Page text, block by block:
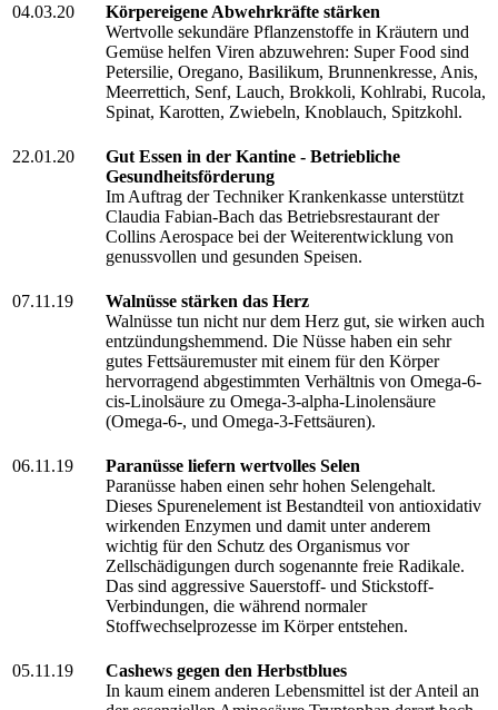
04.03.20
Körpereigene Abwehrkräfte stärken
Wertvolle sekundäre Pflanzenstoffe in Kräutern und
Gemüse helfen Viren abzuwehren: Super Food sind
Petersilie, Oregano, Basilikum, Brunnenkresse, Anis,
Meerrettich, Senf, Lauch, Brokkoli, Kohlrabi, Rucola,
Spinat, Karotten, Zwiebeln, Knoblauch, Spitzkohl.
22.01.20
Gut Essen in der Kantine - Betriebliche
Gesundheitsförderung
Im Auftrag der Techniker Krankenkasse unterstützt
Claudia Fabian-Bach das Betriebsrestaurant der
Collins Aerospace bei der Weiterentwicklung von
genussvollen und gesunden Speisen.
07.11.19
Walnüsse stärken das Herz
Walnüsse tun nicht nur dem Herz gut, sie wirken auch
entzündungshemmend. Die Nüsse haben ein sehr
gutes Fettsäuremuster mit einem für den Körper
hervorragend abgestimmten Verhältnis von Omega-6-
cis-Linolsäure zu Omega-3-alpha-Linolensäure
(Omega-6-, und Omega-3-Fettsäuren).
06.11.19
Paranüsse liefern wertvolles Selen
Paranüsse haben einen sehr hohen Selengehalt.
Dieses Spurenelement ist Bestandteil von antioxidativ
wirkenden Enzymen und damit unter anderem
wichtig für den Schutz des Organismus vor
Zellschädigungen durch sogenannte freie Radikale.
Das sind aggressive Sauerstoff- und Stickstoff-
Verbindungen, die während normaler
Stoffwechselprozesse im Körper entstehen.
05.11.19
Cashews gegen den Herbstblues
In kaum einem anderen Lebensmittel ist der Anteil an